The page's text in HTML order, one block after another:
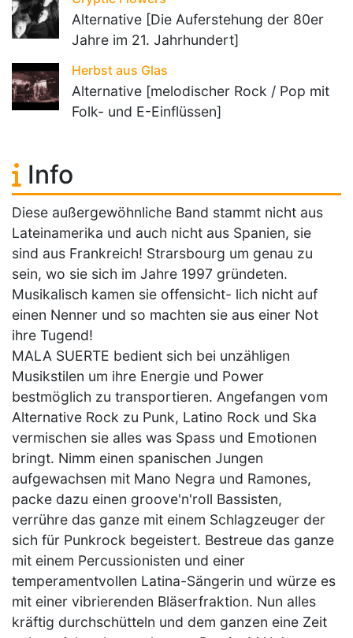
Alternative [Die Auferstehung der 80er
Jahre im 21. Jahrhundert]
Herbst aus Glas
Alternative [melodischer Rock / Pop mit
Folk- und E-Einflüssen]
Info
Diese außergewöhnliche Band stammt nicht aus
Lateinamerika und auch nicht aus Spanien, sie
sind aus Frankreich! Strarsbourg um genau zu
sein, wo sie sich im Jahre 1997 gründeten.
Musikalisch kamen sie offensicht- lich nicht auf
einen Nenner und so machten sie aus einer Not
ihre Tugend!
MALA SUERTE bedient sich bei unzähligen
Musikstilen um ihre Energie und Power
bestmöglich zu transportieren. Angefangen vom
Alternative Rock zu Punk, Latino Rock und Ska
vermischen sie alles was Spass und Emotionen
bringt. Nimm einen spanischen Jungen
aufgewachsen mit Mano Negra und Ramones,
packe dazu einen groove'n'roll Bassisten,
verrühre das ganze mit einem Schlagzeuger der
sich für Punkrock begeistert. Bestreue das ganze
mit einem Percussionisten und einer
temperamentvollen Latina-Sängerin und würze es
mit einer vibrierenden Bläserfraktion. Nun alles
kräftig durchschütteln und dem ganzen eine Zeit